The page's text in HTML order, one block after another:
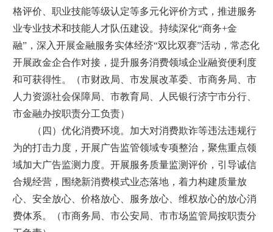
格评价、职业技能等级认定等多元化评价方式，推进服务
业专业技术和技能人才队伍建设。持续深化“商务+金
融”，深入开展金融服务实体经济“双比双赛”活动，常态化
开展政金企合作对接，提升服务消费领域企业融资便利度
和可获得性。（市财政局、市发展改革委、市商务局、市
人力资源社会保障局、市教育局、人民银行济宁市分行、
市金融办按职责分工负责）
（四）优化消费环境。加大对消费欺诈等违法违规行
为的打击力度，开展广告监管领域专项整治，聚焦重点领
域加大广告监测力度。开展服务质量监测评价，引导诚信
合规经营，围绕新消费模式业态落地，着力构建质量放
心、安全放心、价格放心、服务放心、维权放心的放心消
费体系。（市商务局、市公安局、市市场监管局按职责分